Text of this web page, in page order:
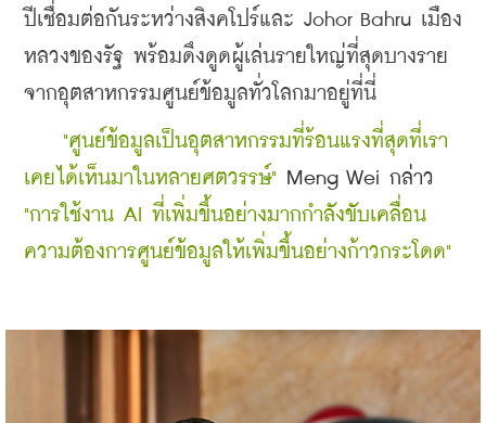
ปีเชื่อมต่อกันระหว่างสิงคโปร์และ Johor Bahru เมือง
หลวงของรัฐ พร้อมดึงดูดผู้เล่นรายใหญ่ที่สุดบางราย
จากอุตสาหกรรมศูนย์ข้อมูลทั่วโลกมาอยู่ที่นี่
"ศูนย์ข้อมูลเป็นอุตสาหกรรมที่ร้อนแรงที่สุดที่เรา
เคยได้เห็นมาในหลายศตวรรษ์"
"การใช้งาน AI ที่เพิ่มขึ้นอย่างมากกำลังขับเคลื่อน
ความต้องการศูนย์ข้อมูลให้เพิ่มขึ้นอย่างก้าวกระโดด"